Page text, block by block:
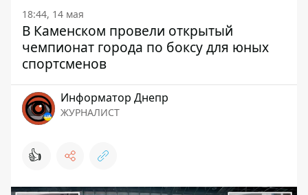
18:44, 14 мая
В Каменском провели открытый
чемпионат города по боксу для юных
спортсменов
Информатор Днепр
ЖУРНАЛИСТ
👍